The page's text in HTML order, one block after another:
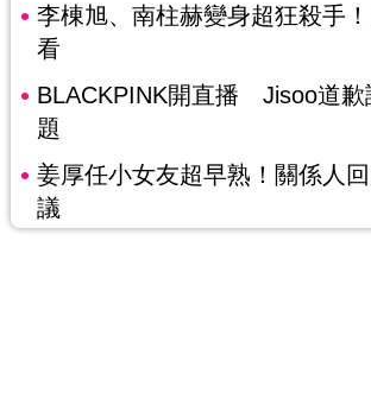
李棟旭、南柱赫變身超狂殺手
看
BLACKPINK開直播 Jisoo道歉
題
姜厚任小女友超早熟！關係人
議